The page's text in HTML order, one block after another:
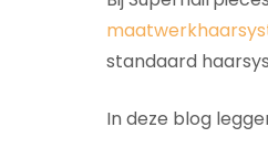
standaard
In deze blog